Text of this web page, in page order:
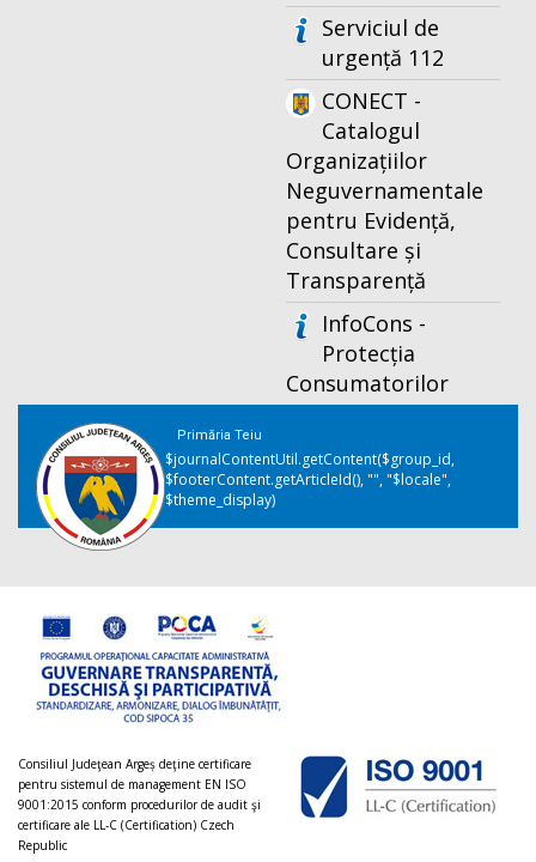
Serviciul de
urgență 112
CONECT -
Catalogul
Organizațiilor
Neguvernamentale
pentru Evidență,
Consultare și
Transparență
InfoCons -
Protecția
Consumatorilor
Primăria Teiu
$journalContentUtil.getContent($group_id,
$footerContent.getArticleId(), "", "$locale",
$theme_display)
Consiliul Judeţean Argeș deţine certificare
pentru sistemul de management EN ISO
9001:2015 conform procedurilor de audit şi
certificare ale LL-C (Certification) Czech
Republic